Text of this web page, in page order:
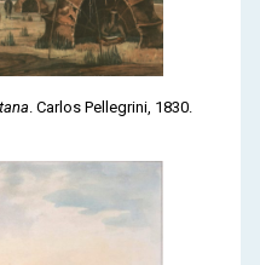
. Carlos Pellegrini, 1830.